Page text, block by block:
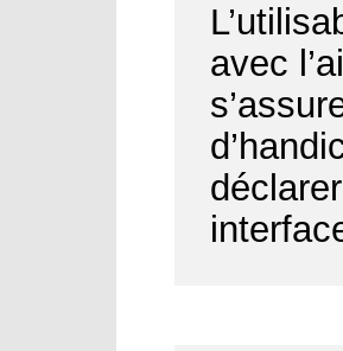
avec